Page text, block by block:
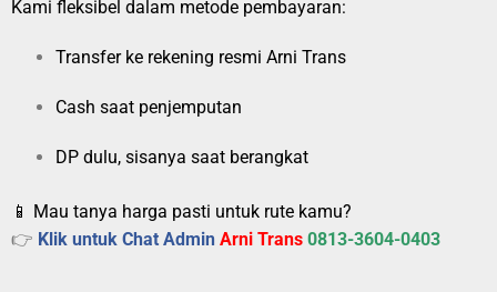
Kami fleksibel dalam metode pembayaran:
Transfer ke rekening resmi Arni Trans
Cash saat penjemputan
DP dulu, sisanya saat berangkat
📱 Mau tanya harga pasti untuk rute kamu?
👉 Klik untuk Chat Admin Arni Trans 0813-3604-0403